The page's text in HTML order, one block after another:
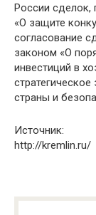
России
«О защите
согласование
законом «О
инвестиций в
страны и
Источник:
http://kremlin.ru/